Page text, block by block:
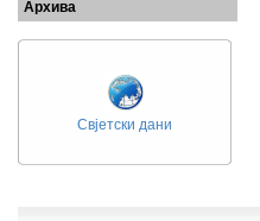
Архива
Свјетски дани